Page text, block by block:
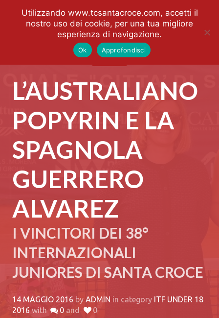
L’AUSTRALIANO
POPYRIN E LA
SPAGNOLA
GUERRERO
ALVAREZ
I VINCITORI DEI 38°
INTERNAZIONALI
JUNIORES DI SANTA CROCE
14 MAGGIO 2016 by ADMIN in category ITF UNDER 18
2016 with 0 and 0
Utilizzando www.tcsantacroce.com, accetti il
nostro uso dei cookie, per una tua migliore
esperienza di navigazione.
Ok Approfondisci